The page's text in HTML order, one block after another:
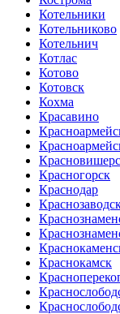
Котельники
Котельниково
Котельнич
Котлас
Котово
Котовск
Кохма
Красавино
Красногорск
Краснодар
Краснокамск